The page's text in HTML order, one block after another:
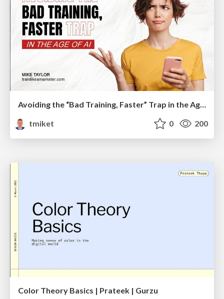
Avoiding the “Bad Training, Faster” Trap in the Age of AI
tmiket
0 200
Color Theory Basics | Prateek | Gurzu